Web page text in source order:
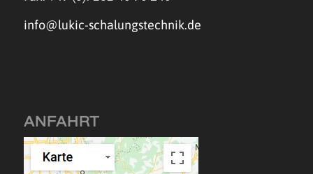
info@lukic-schalungstechnik.de
ANFAHRT